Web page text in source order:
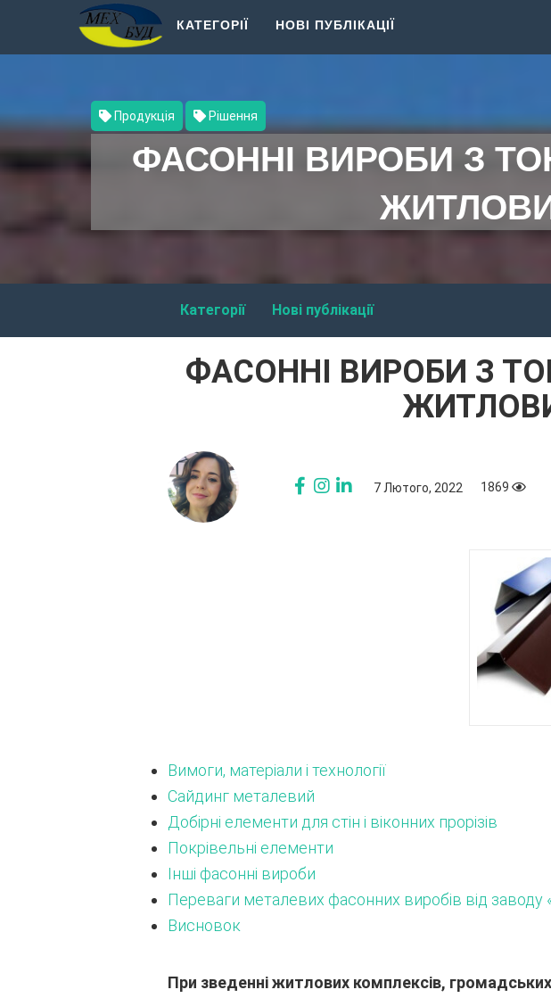
НОВІ ПУБЛІКАЦІЇ
КАТЕГОРІЇ
Продукція Рішення
ФАСОННІ ВИРОБИ З
Нові публікації
Категорії
ФАСОННІ ВИРОБИ З
7 Лютого, 2022 1869
Вимоги, матеріали і технології
Сайдинг металевий
Добірні елементи для стін і віконних прорізів
Покрівельні елементи
Інші фасонні вироби
Переваги металевих фасонних виробів від заводу
Висновок
При зведенні житлових комплексів,